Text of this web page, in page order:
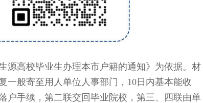
高校毕业生办理本市户籍的通知》为依据。材
般寄至用人单位人事部门，10日内基本能收
户手续，第二联交回毕业院校，第三、四联由单